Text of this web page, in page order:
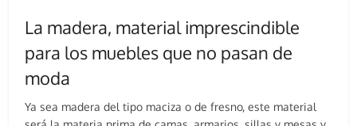
La madera, material imprescindible
para los muebles que no pasan de
moda
Ya sea madera del tipo maciza o de fresno, este material